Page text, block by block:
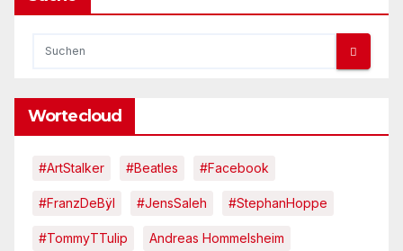
Wortecloud
#ArtStalker #Beatles #Facebook
#FranzDeBÿl #JensSaleh #StephanHoppe
#TommyTTulip Andreas Hommelsheim